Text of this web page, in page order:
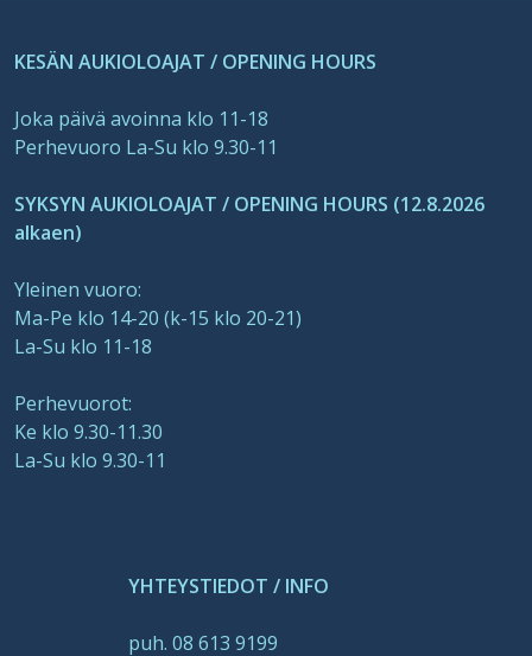
KESÄN AUKIOLOAJAT / OPENING HOURS
Joka päivä avoinna klo 11-18
Perhevuoro La-Su klo 9.30-11
SYKSYN AUKIOLOAJAT / OPENING HOURS (12.8.2026
alkaen)
Yleinen vuoro:
Ma-Pe klo 14-20 (k-15 klo 20-21)
La-Su klo 11-18
Perhevuorot:
Ke klo 9.30-11.30
La-Su klo 9.30-11
YHTEYSTIEDOT / INFO
puh. 08 613 9199